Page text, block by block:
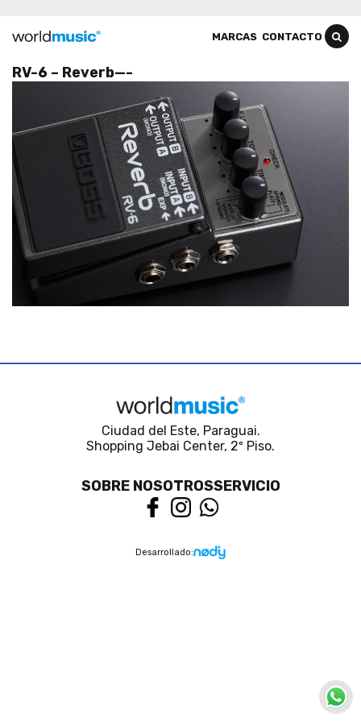
MARCAS CONTACTO
RV-6 – Reverb—-
Ciudad del Este, Paraguai.
Shopping Jebai Center, 2º Piso.
SOBRE NOSOTROSSERVICIO
Desarrollado: